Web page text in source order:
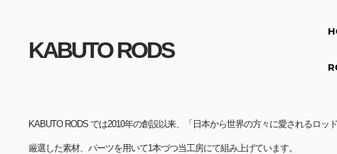
KABUTO RODS
KABUTO RODS では2010年の創設以来、「日本から世界の方々に愛されるロ
厳選した素材、パーツを用いて1本づつ当工房にて組み上げています。